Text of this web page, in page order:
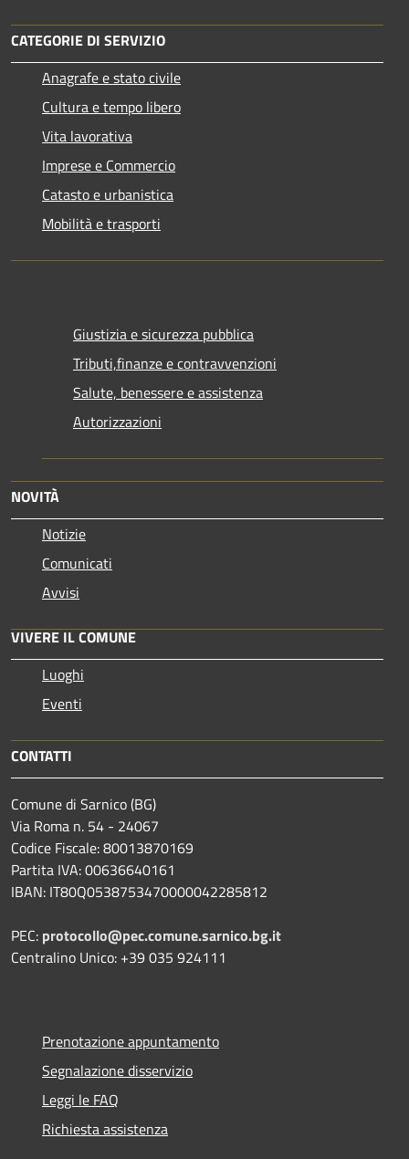
CATEGORIE DI SERVIZIO
Anagrafe e stato civile
Cultura e tempo libero
Vita lavorativa
Imprese e Commercio
Catasto e urbanistica
Mobilità e trasporti
Giustizia e sicurezza pubblica
Tributi,finanze e contravvenzioni
Salute, benessere e assistenza
Autorizzazioni
NOVITÀ
Notizie
Comunicati
Avvisi
VIVERE IL COMUNE
Luoghi
Eventi
CONTATTI
Comune di Sarnico (BG)
Via Roma n. 54 - 24067
Codice Fiscale: 80013870169
Partita IVA: 00636640161
IBAN: IT80Q0538753470000042285812
PEC: protocollo@pec.comune.sarnico.bg.it
Centralino Unico: +39 035 924111
Prenotazione appuntamento
Segnalazione disservizio
Leggi le FAQ
Richiesta assistenza